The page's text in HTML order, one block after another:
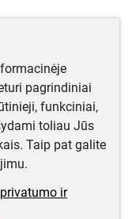
pagrindiniai
funkciniai,
toliau Jūs
Taip pat galite
ir